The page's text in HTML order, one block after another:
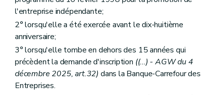
l'entreprise indépendante;
2° lorsqu'elle a été exercée avant le dix-huitième
anniversaire;
3° lorsqu'elle tombe en dehors des 15 années qui
précèdent la demande d'inscription ((...) - AGW du 4
décembre 2025, art.32) dans la Banque-Carrefour des
Entreprises.